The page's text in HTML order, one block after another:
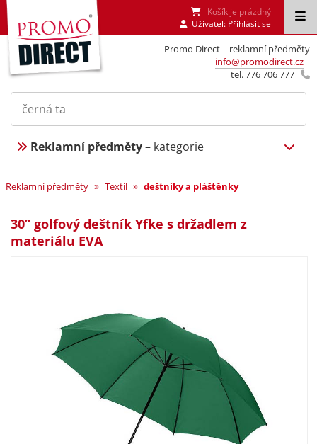
Promo Direct – reklamní předměty
info@promodirect.cz
tel. 776 706 777
Košík je prázdný
Uživatel: Přihlásit se
Reklamní předměty– kategorie
Reklamní předměty » Textil » deštníky a pláštěnky
30” golfový deštník Yfke s držadlem z
materiálu EVA